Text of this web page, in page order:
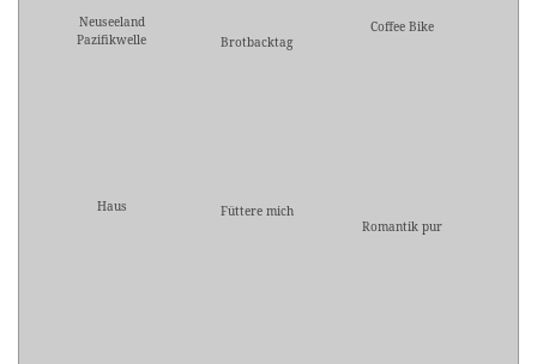
Neuseeland
Pazifikwelle
Brotbacktag
Coffee Bike
Haus
Füttere mich
Romantik pur